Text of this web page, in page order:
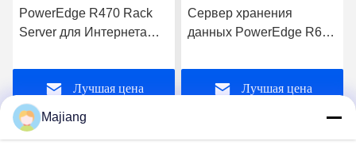
PowerEdge R470 Rack
Server для Интернета
приложения для
хранения данных
Сервер
Лучшая цена
Сервер хранения
данных PowerEdge R660
для бизнес-приложений
Лучшая цена
Majiang